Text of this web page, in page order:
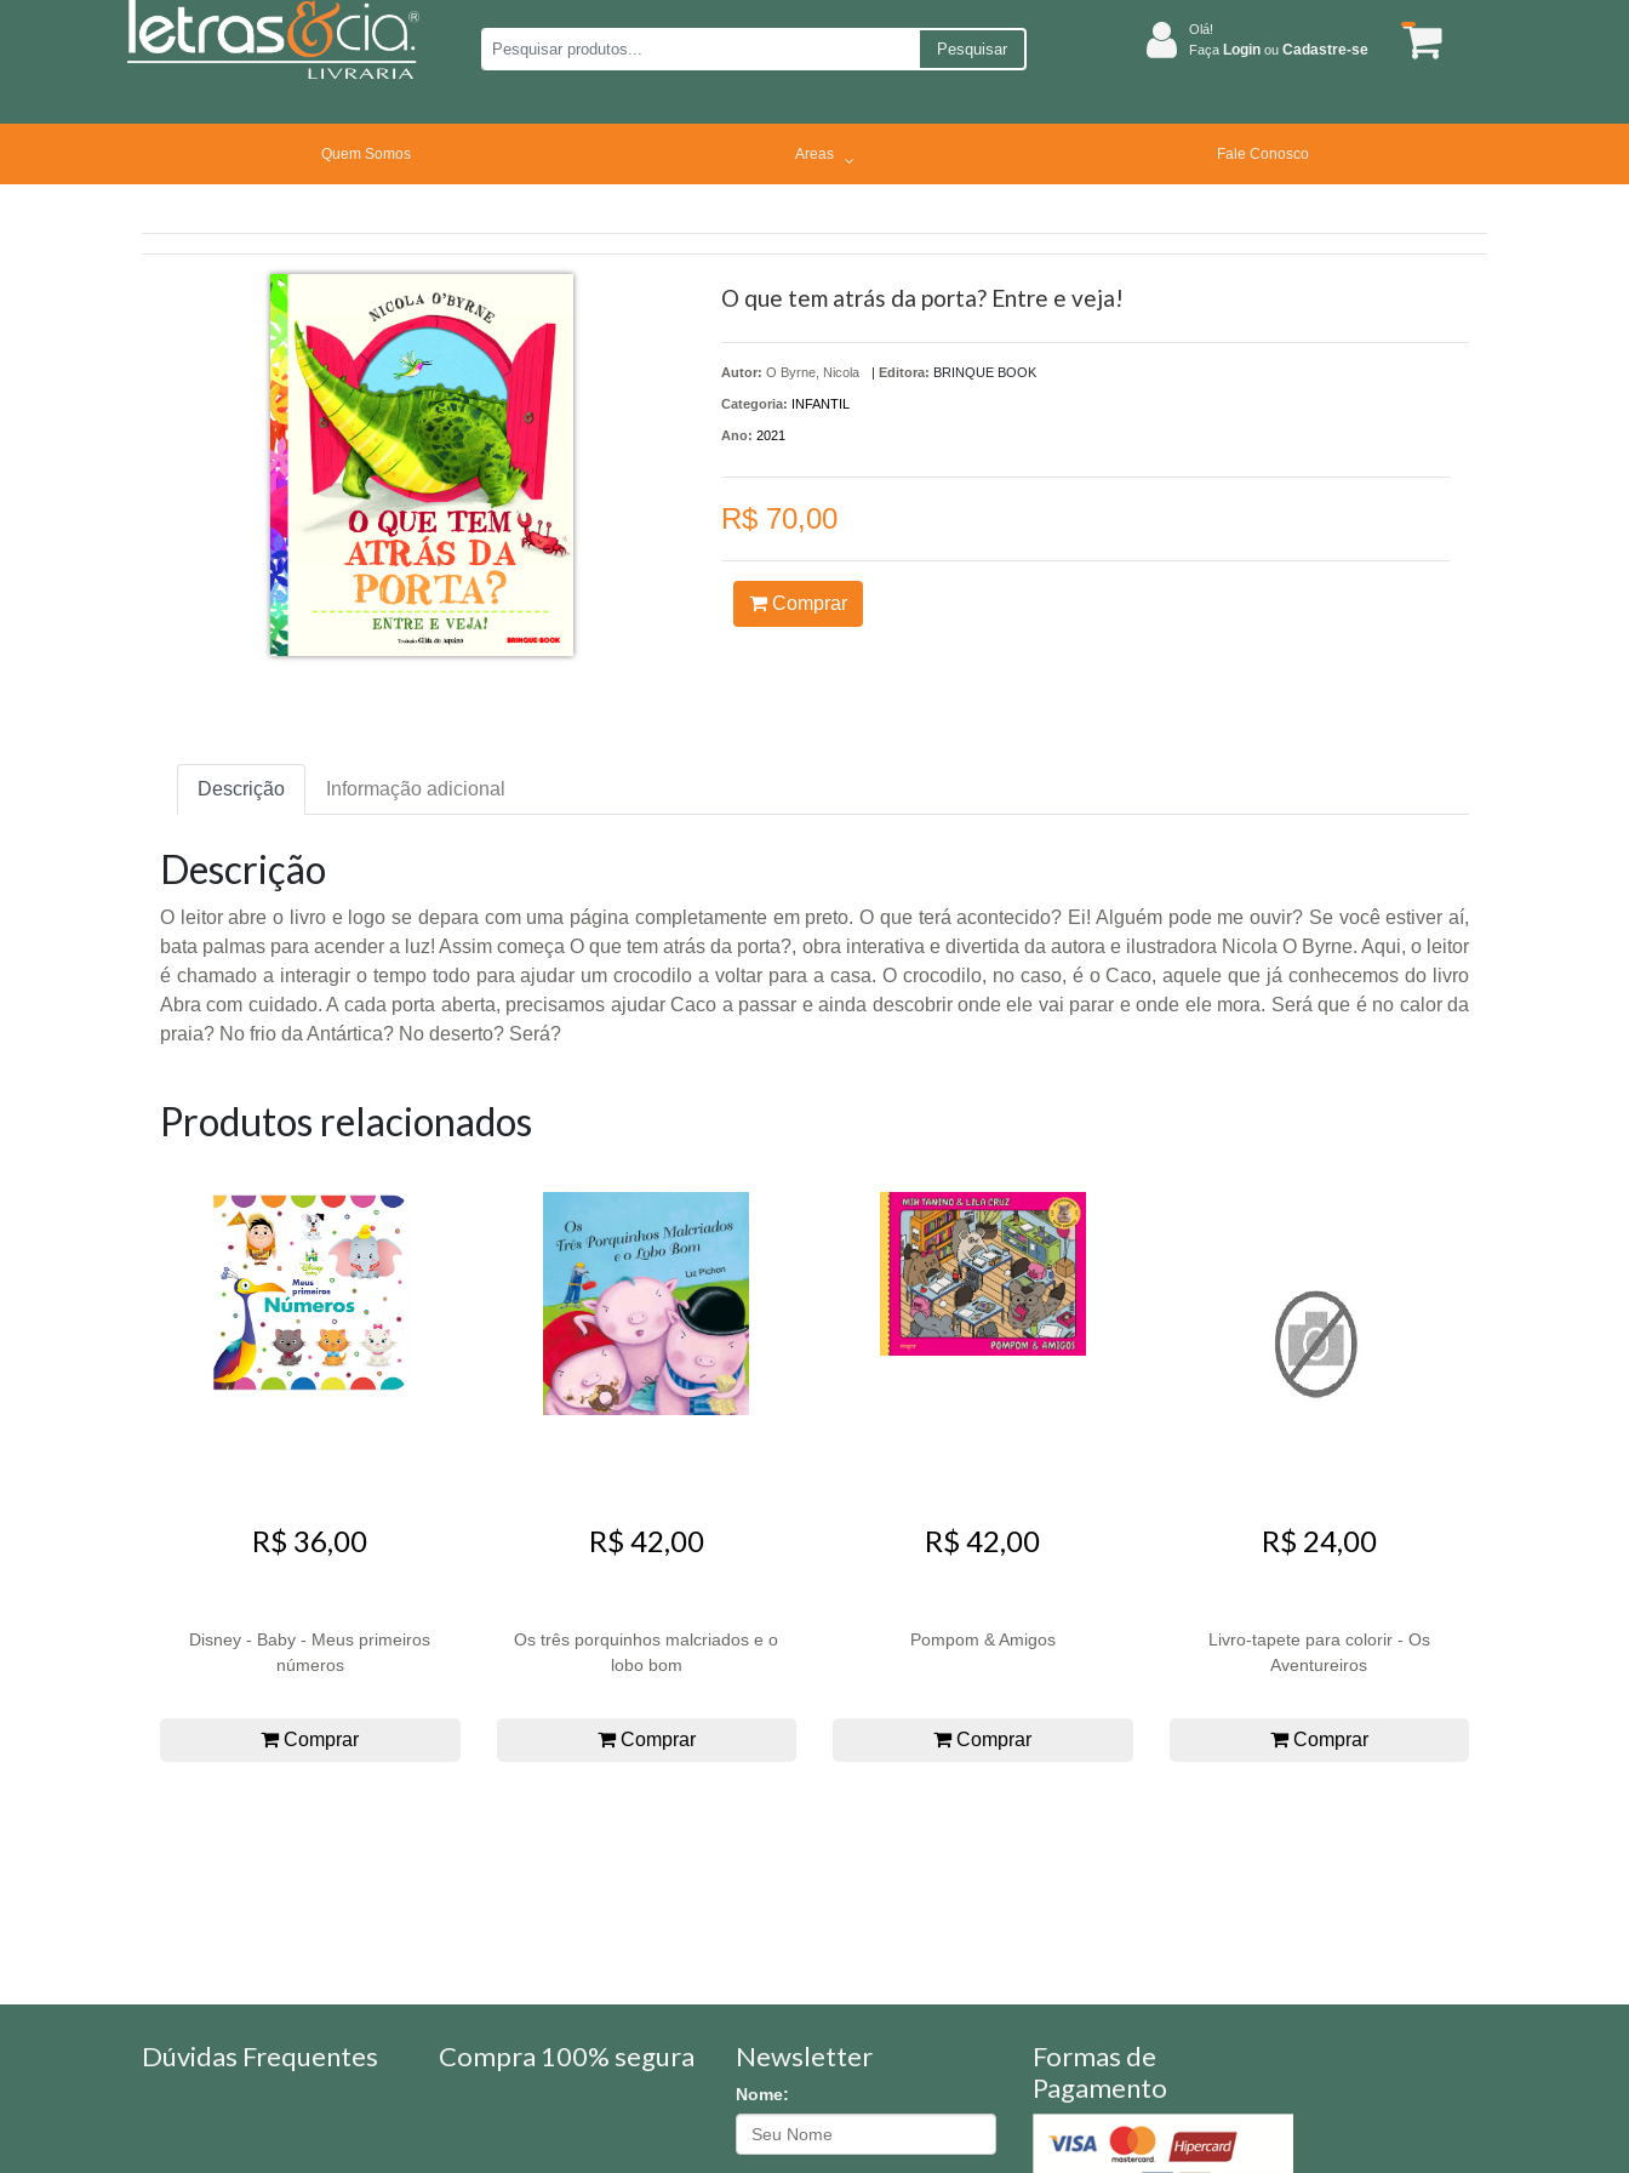
Pesquisar
Olá!
Faça Login ou Cadastre-se
Quem Somos Areas Fale Conosco
O que tem atrás da porta? Entre e veja!
Autor: O Byrne, Nicola | Editora: BRINQUE BOOK
Categoria: INFANTIL
Ano: 2021
R$ 70,00
Comprar
Descrição Informação adicional
Descrição
O leitor abre o livro e logo se depara com uma página completamente em preto. O que terá acontecido? Ei! Alguém pode me ouvir? Se você estiver aí,
bata palmas para acender a luz! Assim começa O que tem atrás da porta?, obra interativa e divertida da autora e ilustradora Nicola O Byrne. Aqui, o leitor
é chamado a interagir o tempo todo para ajudar um crocodilo a voltar para a casa. O crocodilo, no caso, é o Caco, aquele que já conhecemos do livro
Abra com cuidado. A cada porta aberta, precisamos ajudar Caco a passar e ainda descobrir onde ele vai parar e onde ele mora. Será que é no calor da
praia? No frio da Antártica? No deserto? Será?
Produtos relacionados
R$ 36,00
Disney - Baby - Meus primeiros
números
Comprar
R$ 42,00
Os três porquinhos malcriados e o
lobo bom
Comprar
R$ 42,00
Pompom & Amigos
Comprar
R$ 24,00
Livro-tapete para colorir - Os
Aventureiros
Comprar
Dúvidas Frequentes Compra 100% segura Newsletter
Nome:
Formas de
Pagamento